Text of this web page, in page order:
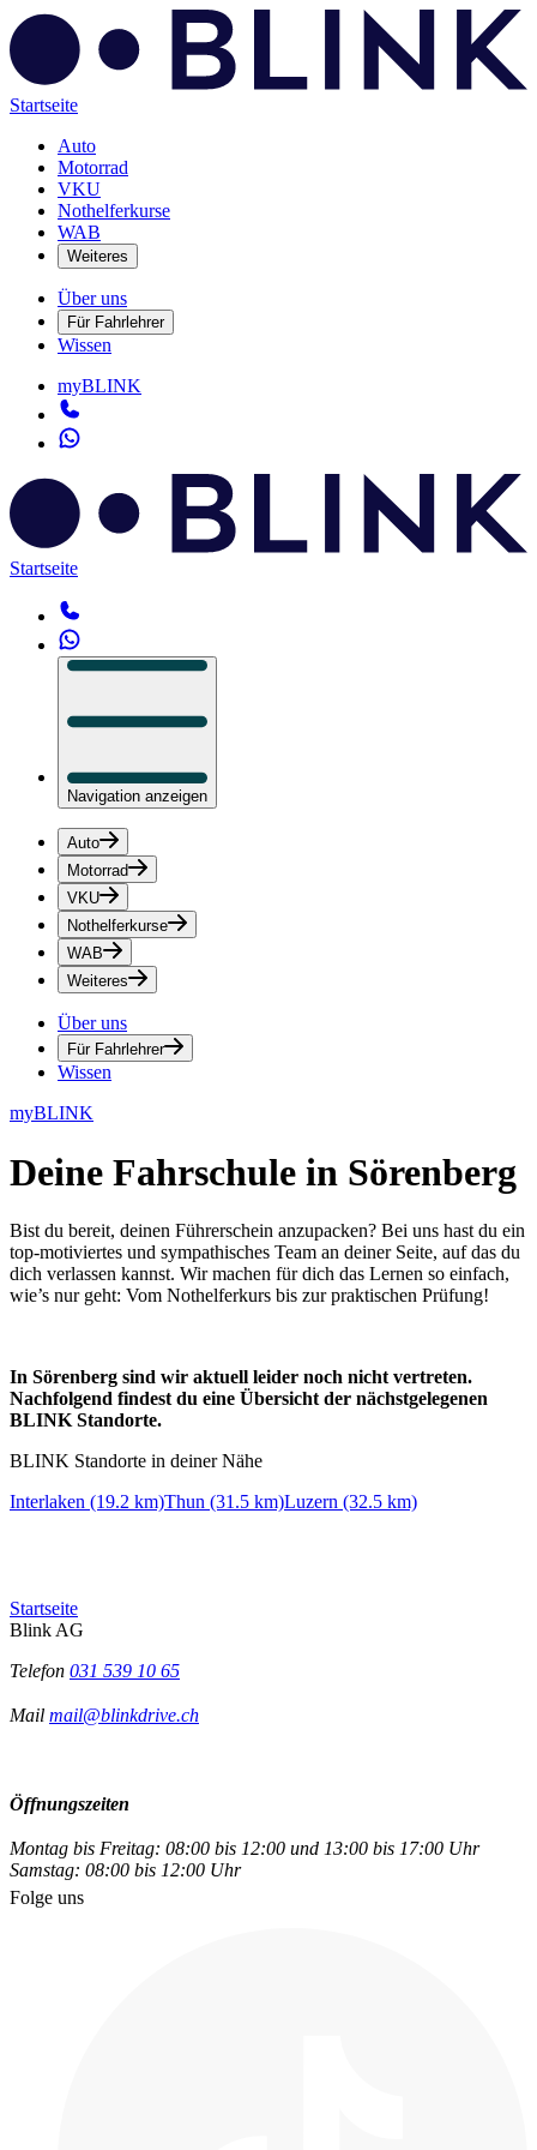
Startseite
Auto
Motorrad
VKU
Nothelferkurse
WAB
Weiteres
Über uns
Für Fahrlehrer
Wissen
myBLINK
Startseite
Navigation anzeigen
Auto
Motorrad
VKU
Nothelferkurse
WAB
Weiteres
Über uns
Für Fahrlehrer
Wissen
myBLINK
Deine Fahrschule in Sörenberg
Bist du bereit, deinen Führerschein anzupacken? Bei uns hast du ein
top-motiviertes und sympathisches Team an deiner Seite, auf das du
dich verlassen kannst. Wir machen für dich das Lernen so einfach,
wie’s nur geht: Vom Nothelferkurs bis zur praktischen Prüfung!
In Sörenberg sind wir aktuell leider noch nicht vertreten.
Nachfolgend findest du eine Übersicht der nächstgelegenen
BLINK Standorte.
BLINK Standorte in deiner Nähe
Interlaken (19.2 km)Thun (31.5 km)Luzern (32.5 km)
Startseite
Blink AG
Telefon 031 539 10 65
Mail mail@blinkdrive.ch
Öffnungszeiten
Montag bis Freitag: 08:00 bis 12:00 und 13:00 bis 17:00 Uhr
Samstag: 08:00 bis 12:00 Uhr
Folge uns